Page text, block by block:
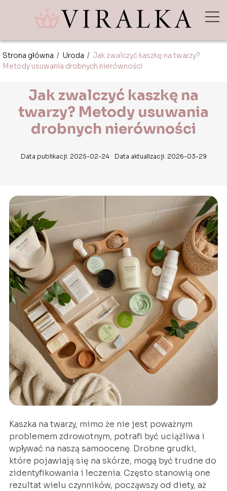
Strona główna / Uroda / Jak zwalczyć kaszkę na twarzy?
Metody usuwania drobnych nierówności
Jak zwalczyć kaszkę na
twarzy? Metody usuwania
drobnych nierówności
Data publikacji: 2025-02-24 Data aktualizacji: 2026-03-29
Kaszka na twarzy, mimo że nie jest poważnym
problemem zdrowotnym, potrafi być uciążliwa i
wpływać na naszą samoocenę. Drobne grudki,
które pojawiają się na skórze, mogą być trudne do
zidentyfikowania i leczenia. Często stanowią one
rezultat wielu czynników, począwszy od diety, aż